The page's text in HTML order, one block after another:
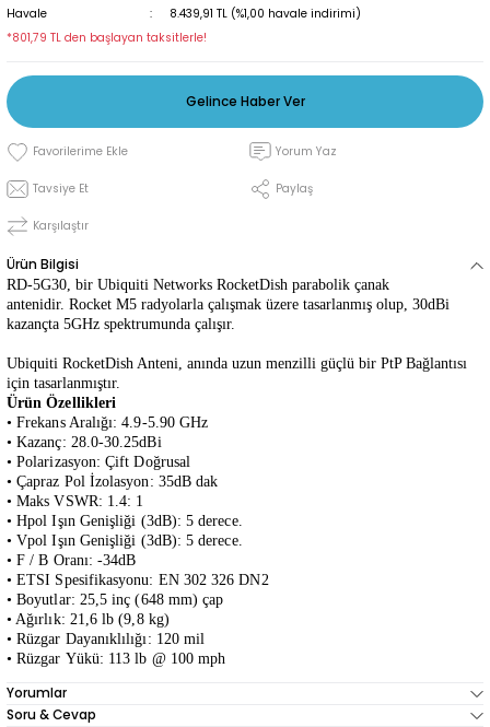
Havale
8.439,91 TL (%1,00 havale indirimi)
*801,79 TL den başlayan taksitlerle!
Gelince Haber Ver
Yorum Yaz
Tavsiye Et Paylaş
Karşılaştır
Ürün Bilgisi
RD-5G30, bir Ubiquiti Networks RocketDish parabolik çanak
antenidir. Rocket M5 radyolarla çalışmak üzere tasarlanmış olup, 30dBi
kazançta 5GHz spektrumunda çalışır.
Ubiquiti RocketDish Anteni, anında uzun menzilli güçlü bir PtP Bağlantısı
için tasarlanmıştır.
Ürün Özellikleri
• Frekans Aralığı: 4.9-5.90 GHz
• Kazanç: 28.0-30.25dBi
• Polarizasyon: Çift Doğrusal
• Çapraz Pol İzolasyon: 35dB dak
• Maks VSWR: 1.4: 1
• Hpol Işın Genişliği (3dB): 5 derece.
• Vpol Işın Genişliği (3dB): 5 derece.
• F / B Oranı: -34dB
• ETSI Spesifikasyonu: EN 302 326 DN2
• Boyutlar: 25,5 inç (648 mm) çap
• Ağırlık: 21,6 lb (9,8 kg)
• Rüzgar Dayanıklılığı: 120 mil
•Rüzgar Yükü: 113 lb @ 100 mph
Yorumlar
Soru & Cevap